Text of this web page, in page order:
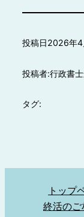
投稿日2026年4
投稿者:行政書
タグ:
トップ
終活のご